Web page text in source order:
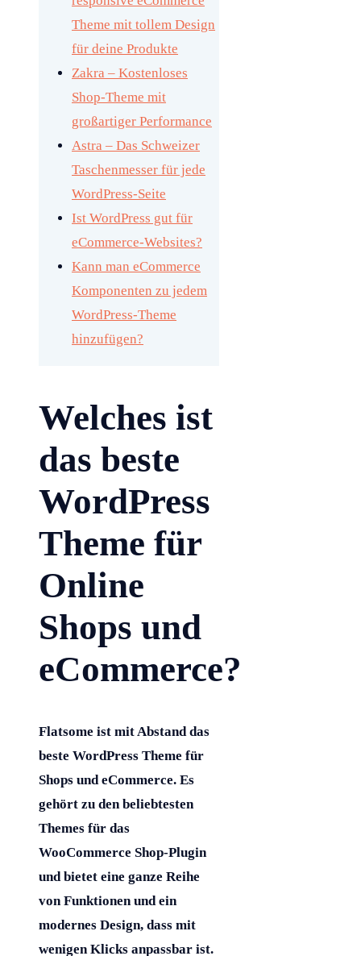
Theme mit tollem Design
für deine Produkte
Zakra – Kostenloses
Shop-Theme mit
großartiger Performance
Astra – Das Schweizer
Taschenmesser für jede
WordPress-Seite
Ist WordPress gut für
eCommerce-Websites?
Kann man eCommerce
Komponenten zu jedem
WordPress-Theme
hinzufügen?
Welches ist
das beste
WordPress
Theme für
Online
Shops und
eCommerce?
Flatsome ist mit Abstand das
beste WordPress Theme für
Shops und eCommerce. Es
gehört zu den beliebtesten
Themes für das
WooCommerce Shop-Plugin
und bietet eine ganze Reihe
von Funktionen und ein
modernes Design, dass mit
wenigen Klicks anpassbar ist.